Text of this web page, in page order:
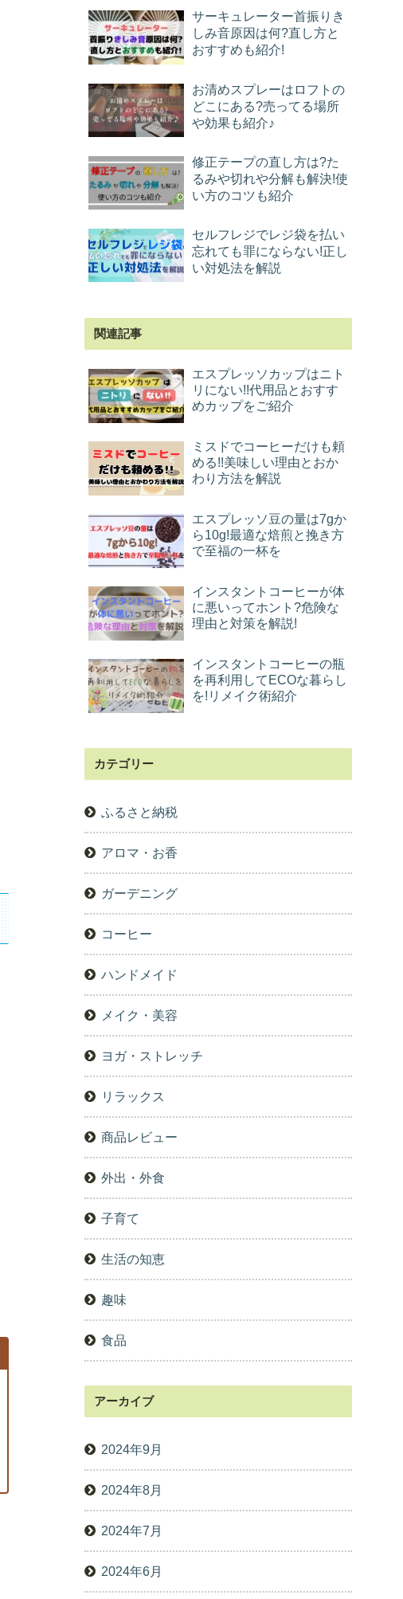
サーキュレーター首振りき
しみ音原因は何?直し方と
おすすめも紹介!
お清めスプレーはロフトの
どこにある?売ってる場所
や効果も紹介♪
修正テープの直し方は?た
るみや切れや分解も解決!使
い方のコツも紹介
セルフレジでレジ袋を払い
忘れても罪にならない!正し
い対処法を解説
関連記事
エスプレッソカップはニト
リにない!!代用品とおすす
めカップをご紹介
ミスドでコーヒーだけも頼
める!!美味しい理由とおか
わり方法を解説
エスプレッソ豆の量は7gか
ら10g!最適な焙煎と挽き方
で至福の一杯を
インスタントコーヒーが体
に悪いってホント?危険な
理由と対策を解説!
インスタントコーヒーの瓶
を再利用してECOな暮らし
を!リメイク術紹介
カテゴリー
ふるさと納税
アロマ・お香
ガーデニング
コーヒー
ハンドメイド
メイク・美容
ヨガ・ストレッチ
リラックス
商品レビュー
外出・外食
子育て
生活の知恵
趣味
食品
アーカイブ
2024年9月
2024年8月
2024年7月
2024年6月